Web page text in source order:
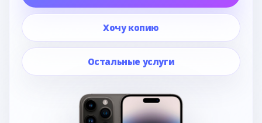
Хочу копию
Остальные услуги